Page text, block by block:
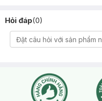
Hỏi đáp(0)